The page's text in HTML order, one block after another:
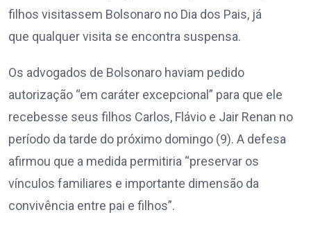
filhos visitassem Bolsonaro no Dia dos Pais, já
que qualquer visita se encontra suspensa.
Os advogados de Bolsonaro haviam pedido
autorização “em caráter excepcional” para que ele
recebesse seus filhos Carlos, Flávio e Jair Renan no
período da tarde do próximo domingo (9). A defesa
afirmou que a medida permitiria “preservar os
vínculos familiares e importante dimensão da
convivência entre pai e filhos”.